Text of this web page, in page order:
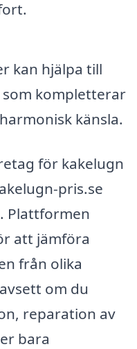
kan hjälpa till
kompletterar
känsla.
för kakelugn
pris.se
Plattformen
att jämföra
från olika
om du
reparation av
bara